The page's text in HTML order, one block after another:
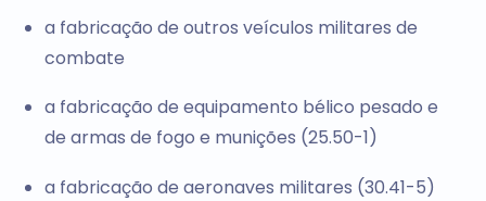
a fabricação de outros veículos militares de
combate
a fabricação de equipamento bélico pesado e
de armas de fogo e munições (25.50-1)
a fabricação de aeronaves militares (30.41-5)